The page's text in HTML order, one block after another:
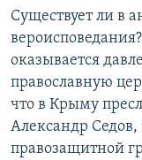
Существует ли в
оказывается
православную
что в Крыму
Александр
правозащитной